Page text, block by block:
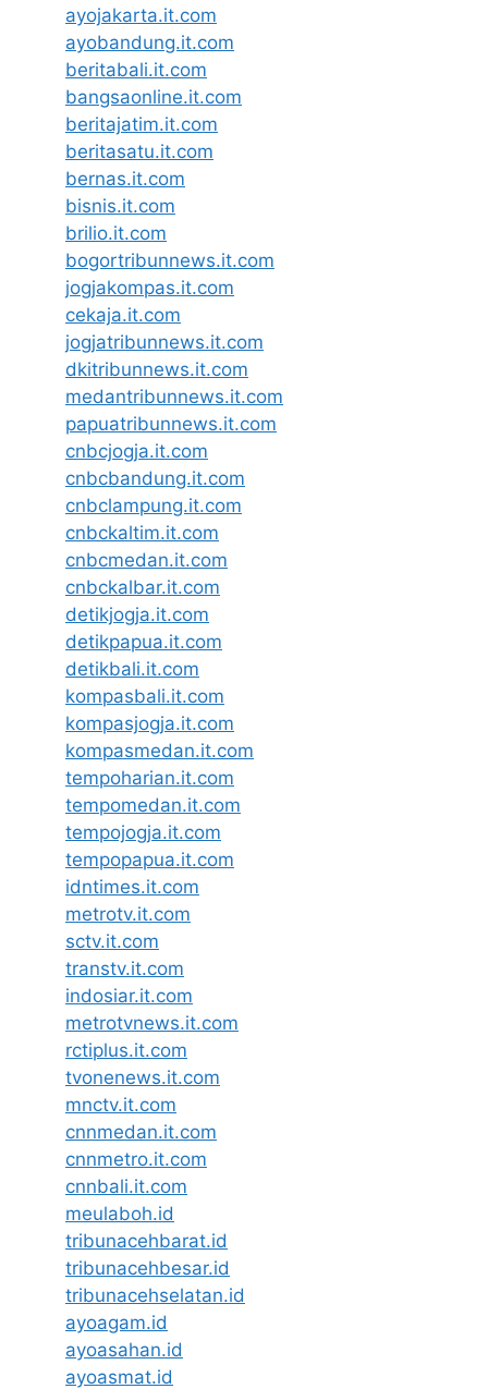
ayojakarta.it.com
ayobandung.it.com
beritabali.it.com
bangsaonline.it.com
beritajatim.it.com
beritasatu.it.com
bernas.it.com
bisnis.it.com
brilio.it.com
bogortribunnews.it.com
jogjakompas.it.com
cekaja.it.com
jogjatribunnews.it.com
dkitribunnews.it.com
medantribunnews.it.com
papuatribunnews.it.com
cnbcjogja.it.com
cnbcbandung.it.com
cnbclampung.it.com
cnbckaltim.it.com
cnbcmedan.it.com
cnbckalbar.it.com
detikjogja.it.com
detikpapua.it.com
detikbali.it.com
kompasbali.it.com
kompasjogja.it.com
kompasmedan.it.com
tempoharian.it.com
tempomedan.it.com
tempojogja.it.com
tempopapua.it.com
idntimes.it.com
metrotv.it.com
sctv.it.com
transtv.it.com
indosiar.it.com
metrotvnews.it.com
rctiplus.it.com
tvonenews.it.com
mnctv.it.com
cnnmedan.it.com
cnnmetro.it.com
cnnbali.it.com
meulaboh.id
tribunacehbarat.id
tribunacehbesar.id
tribunacehselatan.id
ayoagam.id
ayoasahan.id
ayoasmat.id